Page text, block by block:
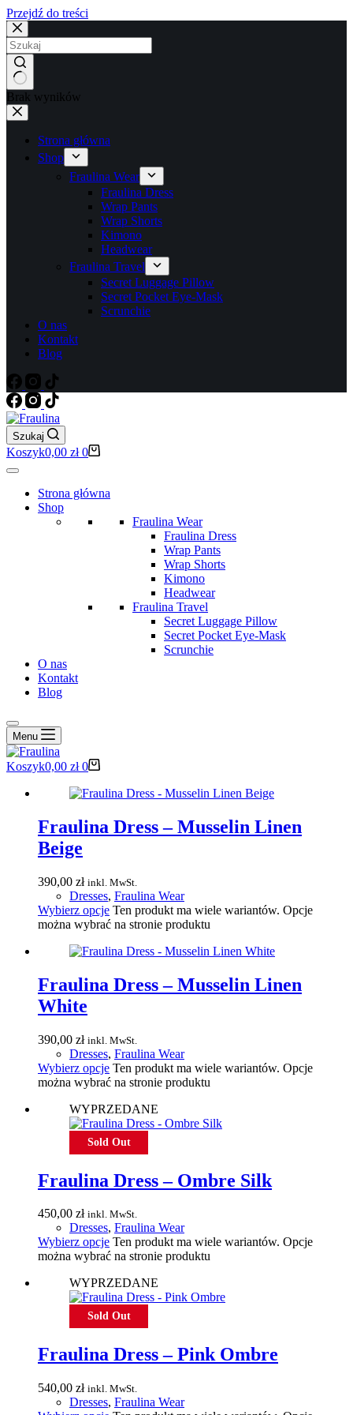
Przejdź do treści
Brak wyników
Strona główna
Shop
Fraulina Wear
Fraulina Dress
Wrap Pants
Wrap Shorts
Kimono
Headwear
Fraulina Travel
Secret Luggage Pillow
Secret Pocket Eye-Mask
Scrunchie
O nas
Kontakt
Blog
Szukaj
Koszyk0,00 zł 0
Strona główna
Shop
Fraulina Wear
Fraulina Dress
Wrap Pants
Wrap Shorts
Kimono
Headwear
Fraulina Travel
Secret Luggage Pillow
Secret Pocket Eye-Mask
Scrunchie
O nas
Kontakt
Blog
Menu
Koszyk0,00 zł 0
Fraulina Dress – Musselin Linen
Beige
390,00 zł inkl. MwSt.
Dresses, Fraulina Wear
Wybierz opcje Ten produkt ma wiele wariantów. Opcje
można wybrać na stronie produktu
Fraulina Dress – Musselin Linen
White
390,00 zł inkl. MwSt.
Dresses, Fraulina Wear
Wybierz opcje Ten produkt ma wiele wariantów. Opcje
można wybrać na stronie produktu
WYPRZEDANE
Sold Out
Fraulina Dress – Ombre Silk
450,00 zł inkl. MwSt.
Dresses, Fraulina Wear
Wybierz opcje Ten produkt ma wiele wariantów. Opcje
można wybrać na stronie produktu
WYPRZEDANE
Sold Out
Fraulina Dress – Pink Ombre
540,00 zł inkl. MwSt.
Dresses, Fraulina Wear